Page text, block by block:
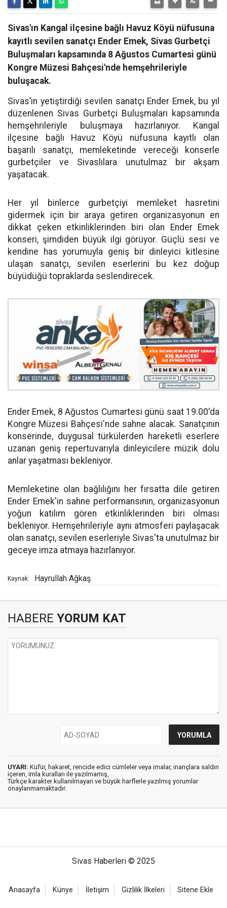
Sivas'ın Kangal ilçesine bağlı Havuz Köyü nüfusuna
kayıtlı sevilen sanatçı Ender Emek, Sivas Gurbetçi
Buluşmaları kapsamında 8 Ağustos Cumartesi günü
Kongre Müzesi Bahçesi'nde hemşehrileriyle
buluşacak.
Sivas’ın yetiştirdiği sevilen sanatçı Ender Emek, bu yıl
düzenlenen Sivas Gurbetçi Buluşmaları kapsamında
hemşehrileriyle buluşmaya hazırlanıyor. Kangal
ilçesine bağlı Havuz Köyü nüfusuna kayıtlı olan
başarılı sanatçı, memleketinde vereceği konserle
gurbetçiler ve Sivaslılara unutulmaz bir akşam
yaşatacak.
Her yıl binlerce gurbetçiyi memleket hasretini
gidermek için bir araya getiren organizasyonun en
dikkat çeken etkinliklerinden biri olan Ender Emek
konseri, şimdiden büyük ilgi görüyor. Güçlü sesi ve
kendine has yorumuyla geniş bir dinleyici kitlesine
ulaşan sanatçı, sevilen eserlerini bu kez doğup
büyüdüğü topraklarda seslendirecek.
Ender Emek, 8 Ağustos Cumartesi günü saat 19.00'da
Kongre Müzesi Bahçesi'nde sahne alacak. Sanatçının
konserinde, duygusal türkülerden hareketli eserlere
uzanan geniş repertuvarıyla dinleyicilere müzik dolu
anlar yaşatması bekleniyor.
Memleketine olan bağlılığını her fırsatta dile getiren
Ender Emek'in sahne performansının, organizasyonun
yoğun katılım gören etkinliklerinden biri olması
bekleniyor. Hemşehrileriyle aynı atmosferi paylaşacak
olan sanatçı, sevilen eserleriyle Sivas'ta unutulmaz bir
geceye imza atmaya hazırlanıyor.
Kaynak: Hayrullah Ağkaş
HABERE YORUM KAT
UYARI: Küfür, hakaret, rencide edici cümleler veya imalar, inançlara saldırı
içeren, imla kuralları ile yazılmamış,
Türkçe karakter kullanılmayan ve büyük harflerle yazılmış yorumlar
onaylanmamaktadır.
Sivas Haberleri © 2025
Anasayfa Künye İletişim Gizlilik İlkeleri Sitene Ekle